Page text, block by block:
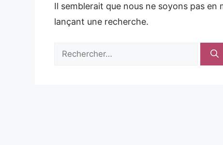
Il semblerait que nous ne soyons pas
lançant une recherche.
Rechercher :